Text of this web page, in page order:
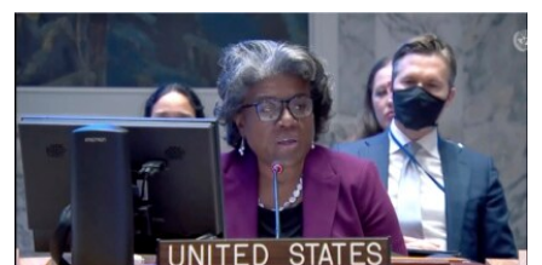
Skip
Search
AMERICAS
ASIA
EUROPE
MIDDLE EAST
HUMAN RIGHTS
SECURITY AND DEFENSE
AID AND DEVELOPMENT
DEMOCRACY AND GOVERNANCE
ECONOMY AND TRADE
ENVIRONMENT AND HEALTH
ARCHIVE
ABOUT US
FOLLOW US